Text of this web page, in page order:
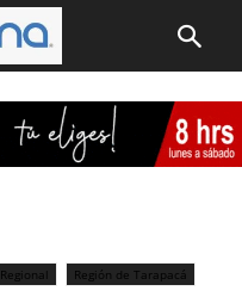
Regional Región de Tarapacá